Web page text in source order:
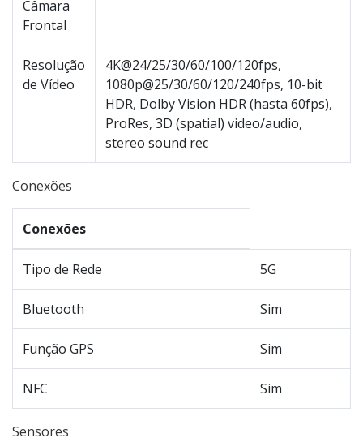
Câmara
Frontal
Resolução
de Vídeo
4K@24/25/30/60/100/120fps,
1080p@25/30/60/120/240fps, 10-bit
HDR, Dolby Vision HDR (hasta 60fps),
ProRes, 3D (spatial) video/audio,
stereo sound rec
Conexões
Conexões
Tipo de Rede 5G
Bluetooth Sim
Função GPS Sim
NFC Sim
Sensores